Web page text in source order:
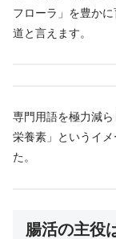
フローラ」を豊か
道と言えます。
専門用語を極力減
栄養素」というイ
た。
腸活の主役